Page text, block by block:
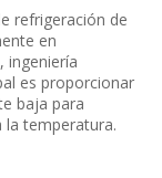
refrigeración de
en
ingeniería
es proporcionar
baja para
la temperatura.